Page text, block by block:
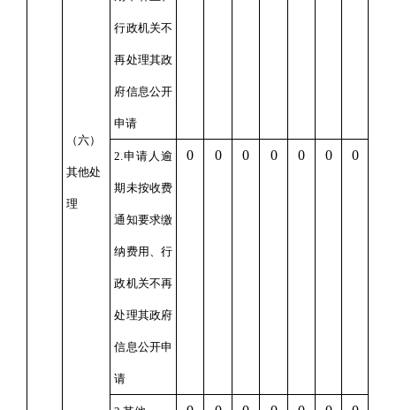
（六）
其他处
理
行政机关不
再处理其政
府信息公开
申请
2.申请人逾
期未按收费
通知要求缴
纳费用、行
政机关不再
处理其政府
信息公开申
请
0 0 0 0 0 0 0